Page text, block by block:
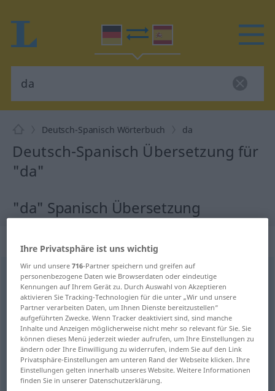
Deutsch-Spanisch Wörterbuch da
Deutsch-Spanisch Übersetzung für
"da"
"da" Spanisch Übersetzung
„da“: Adverb
[daː]adv
Übersicht aller Übersetzungen
(Für mehr Details die Übersetzung anklicken/antippen)
aquí, ahí, allí entonces
en ese caso, entonces
Ihre Privatsphäre ist uns wichtig
Wir und unsere716-Partner speichern und greifen auf
personenbezogene Daten wie Browserdaten oder eindeutige
Kennungen auf Ihrem Gerät zu. Durch Auswahl von Akzeptieren
aktivieren Sie Tracking-Technologien für die unter „Wir und unsere
Partner verarbeiten Daten, um Ihnen Dienste bereitzustellen“
aufgeführten Zwecke. Wenn Tracker deaktiviert sind, sind manche
Inhalte und Anzeigen möglicherweise nicht mehr so relevant für Sie. Sie
können dieses Menü jederzeit wieder aufrufen, um Ihre Einstellungen zu
ändern oder Ihre Einwilligung zu widerrufen, indem Sie auf den Link
Privatsphäre-Einstellungen am unteren Rand der Webseite klicken. Ihre
Einstellungen gelten innerhalb unseres Website. Weitere Informationen
finden Sie in unserer Datenschutzerklärung.